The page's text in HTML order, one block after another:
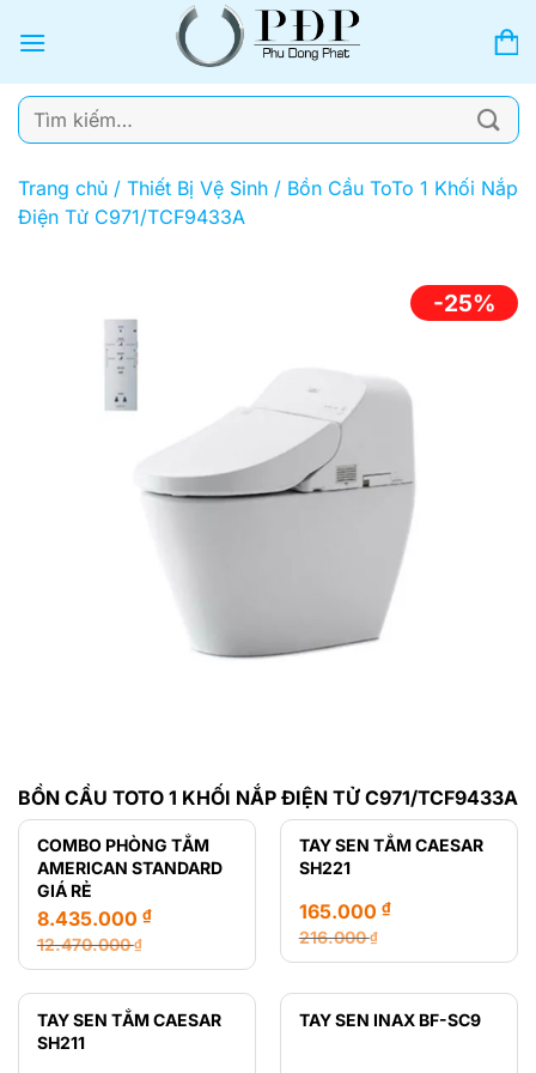
qua
dung
Tìm
kiếm:
Trang chủ / Thiết Bị Vệ Sinh / Bồn Cầu ToTo 1 Khối Nắp
Điện Tử C971/TCF9433A
-25%
BỒN CẦU TOTO 1 KHỐI NẮP ĐIỆN TỬ C971/TCF9433A
COMBO PHÒNG TẮM
AMERICAN STANDARD
GIÁ RẺ
12.470.000₫
Giá
gốc
là:
12.470.000 ₫.
8.435.000 ₫
Giá
hiện
tại
là:
TAY SEN TẮM CAESAR
SH221
216.000₫
Giá
216.000 ₫.
165.000 ₫
Giá
là:
TAY SEN TẮM CAESAR
SH211
TAY SEN INAX BF-SC9